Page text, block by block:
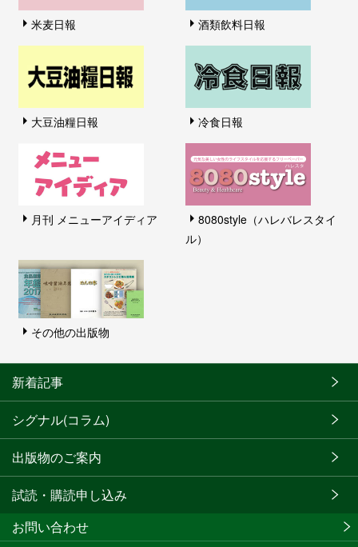
米麦日報 酒類飲料日報
大豆油糧日報 冷食日報
月刊 メニューアイディア
8080style（ハレバレスタイ
ル）
その他の出版物
新着記事
シグナル(コラム)
出版物のご案内
試読・購読申し込み
お問い合わせ